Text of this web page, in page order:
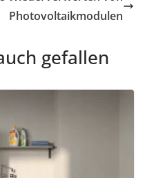
Photovoltaikmodulen
gefallen